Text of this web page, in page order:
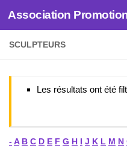
Skip to content
SCULPTEURS
Les résultats ont été
- A B C D E F G H I J K L M N